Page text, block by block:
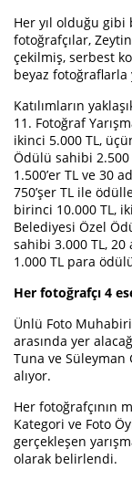
Her yıl olduğu
fotoğrafçılar,
çekilmiş, serbest
beyaz fotoğraflarla
Katılımların
11. Fotoğraf
ikinci 5.000 TL,
Ödülü sahibi
1.500’er TL ve 30
750’şer TL ile
birinci 10.000 TL,
Belediyesi Özel
sahibi 3.000 TL,
1.000 TL para
Her fotoğrafçı 4
Ünlü Foto
arasında yer
Tuna ve Süleyman
alıyor.
Her fotoğrafçının
Kategori ve Foto
gerçekleşen
olarak belirlendi.